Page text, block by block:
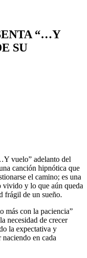
“…Y
SU
vuelo” adelanto del
canción hipnótica que
el camino; es una
vivido y lo que aún queda
frágil de un sueño.
más con la paciencia”
necesidad de crecer
la expectativa y
en cada